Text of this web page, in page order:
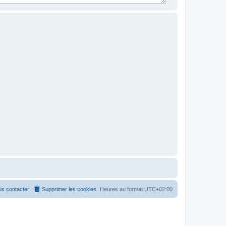
Heures au format UTC+02:00
Supprimer les cookies
contacter